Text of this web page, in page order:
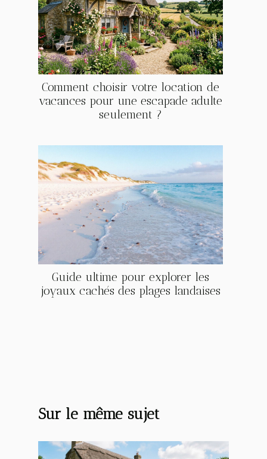
Comment choisir votre location de
vacances pour une escapade adulte
seulement ?
Guide ultime pour explorer les
joyaux cachés des plages landaises
Sur le même sujet